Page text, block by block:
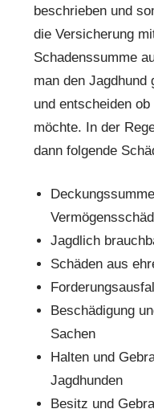
beschrieben und
die Versicherung
Schadenssumme
man den
und entscheiden
möchte. In der
dann folgende
Jagdlich
Schäden aus
Forderungsausfall
Beschädigung
Sachen
Halten und
Jagdhunden
Besitz und